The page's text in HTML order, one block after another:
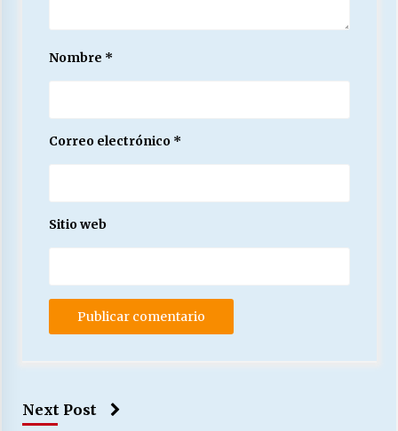
Nombre *
Correo electrónico *
Sitio web
Next Post